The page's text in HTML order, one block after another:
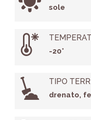
sole
-20°
TIPO
drenato,